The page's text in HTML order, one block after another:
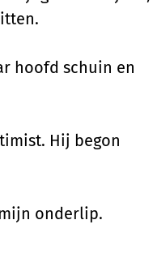
hoofd schuin en
Hij begon
mijn onderlip.